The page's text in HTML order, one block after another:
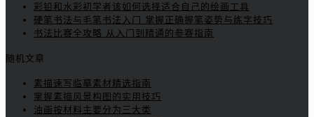
彩铅和水彩初学者该如何选择适合自己的绘画工具
硬笔书法与毛笔书法入门 掌握正确握笔姿势与练字技巧
书法比赛全攻略 从入门到精通的参赛指南
随机文章
素描速写临摹素材精选指南
掌握素描风景构图的实用技巧
油画按材料主要分为三大类